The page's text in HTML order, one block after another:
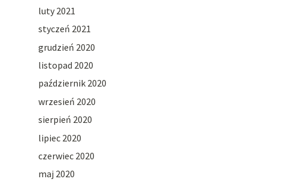
luty 2021
styczeń 2021
grudzień 2020
listopad 2020
październik 2020
wrzesień 2020
sierpień 2020
lipiec 2020
czerwiec 2020
maj 2020